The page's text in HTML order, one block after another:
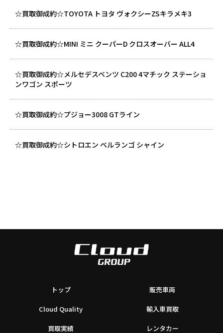
☆買取御成約☆TOYOTA トヨタ ヴォクシーZSキラメキ3
☆買取御成約☆MINI ミニ クーパーD クロスオーバー ALL4
☆買取御成約☆メルセデスベンツ C200 4マチック ステーショ
ンワゴン スポーツ
☆買取御成約☆プジョー3008 GTライン
☆買取御成約☆シトロエン ベルランゴ シャイン
トップ 販売車両
Cloud Quality 輸入車買取
買取実績 レンタカー